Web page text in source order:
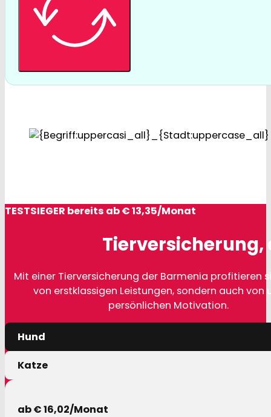
TESTSIEGER bereits ab € 13,35/Monat
Tierversicherung,
Mit einer Tierversicherung der Barmenia profitieren
von erstklassigen Leistungen, sondern auch von
persönlichen Motivation.
Hund
Katze
ab € 16,02/Monat